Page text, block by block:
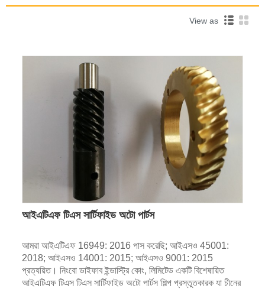
View as
আইএটিএফ টিএস সার্টিফাইড অটো পার্টস
আমরা আইএটিএফ 16949: 2016 পাস করেছি; আইএসও 45001:
2018; আইএসও 14001: 2015; আইএসও 9001: 2015
প্রত্যয়িত। নিংবো ডাইফাব ইন্ডাস্ট্রি কোং, লিমিটেড একটি বিশেষায়িত
আইএটিএফ টিএস টিএস সার্টিফাইড অটো পার্টস শিল্প প্রস্তুতকারক যা চীনের